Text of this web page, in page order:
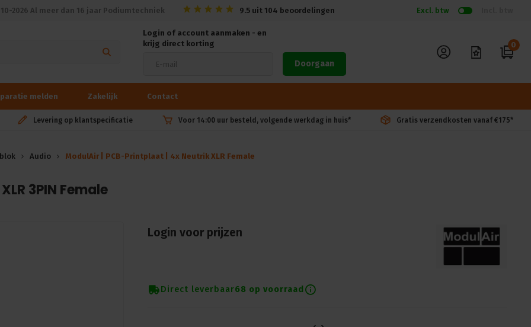
2026 Al meer dan 16 jaar Podiumtechniek 9.5 uit 104 beoordelingen Excl. btw
Login of account aanmaken - en
krijg direct korting
Doorgaan
0
melden Zakelijk Contact
Levering op klantspecificatie Voor 14:00 uur besteld, volgende werkdag in huis* Gratis verzendkosten vanaf €175*
Audio ModulAir | PCB-Printplaat | 4x Neutrik XLR Female
3PIN Female
Login voor prijzen
Direct leverbaar68 op voorraad